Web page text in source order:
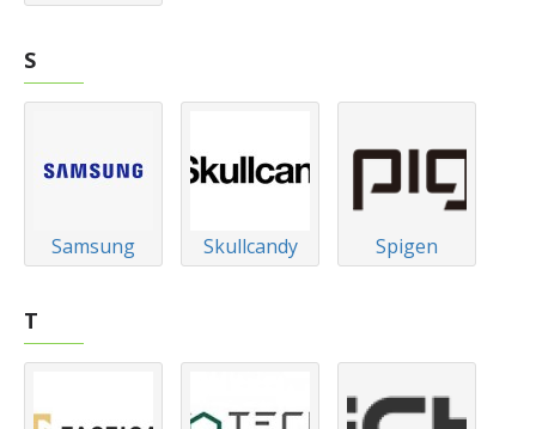
S
Samsung Skullcandy Spigen
T